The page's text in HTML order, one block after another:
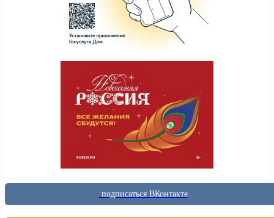
подписаться ВКонтакте